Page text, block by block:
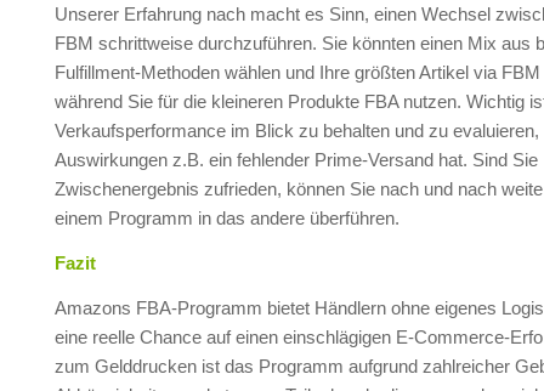
Unserer Erfahrung nach macht es Sinn, einen Wechsel
FBM schrittweise durchzuführen. Sie könnten einen Mix aus
Fulfillment-Methoden wählen und Ihre größten Artikel via
während Sie für die kleineren Produkte FBA nutzen. Wichtig
Verkaufsperformance im Blick zu behalten und zu evaluieren,
Auswirkungen z.B. ein fehlender Prime-Versand hat. Sind Sie
Zwischenergebnis zufrieden, können Sie nach und nach
einem Programm in das andere überführen.
Fazit
Amazons FBA-Programm bietet Händlern ohne eigenes
eine reelle Chance auf einen einschlägigen E-Commerce-
zum Gelddrucken ist das Programm aufgrund zahlreicher